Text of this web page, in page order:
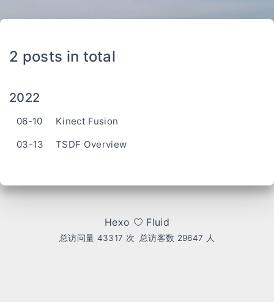
2 posts in total
2022
06-10
Kinect Fusion
03-13
TSDF Overview
Hexo Fluid
总访问量 43317 次 总访客数 29647 人